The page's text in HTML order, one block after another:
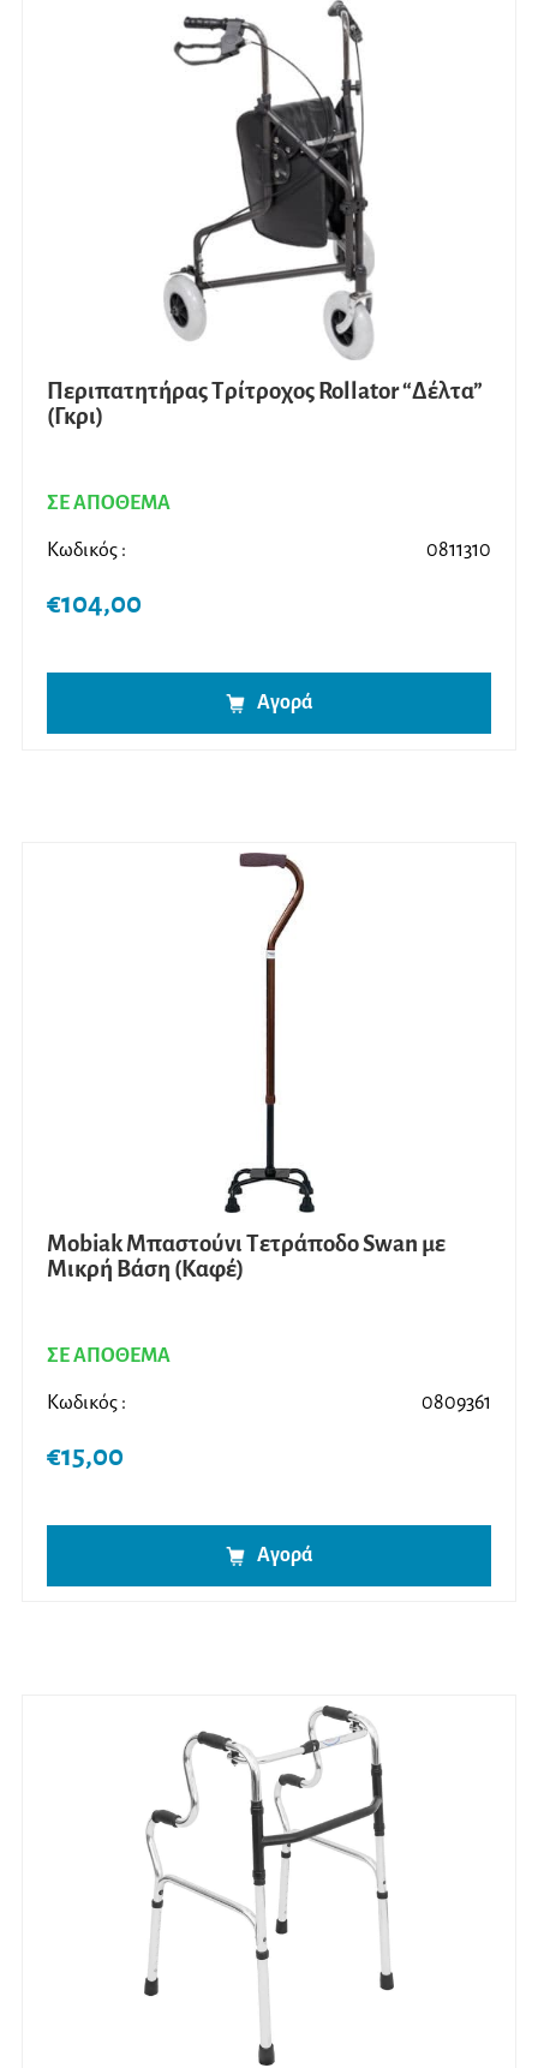
Περιπατητήρας Τρίτροχος Rollator “Δέλτα”
(Γκρι)
ΣΕ ΑΠΟΘΕΜΑ
Κωδικός : 0811310
€104,00
Αγορά
Mobiak Μπαστούνι Τετράποδο Swan με
Μικρή Βάση (Καφέ)
ΣΕ ΑΠΟΘΕΜΑ
Κωδικός : 0809361
€15,00
Αγορά